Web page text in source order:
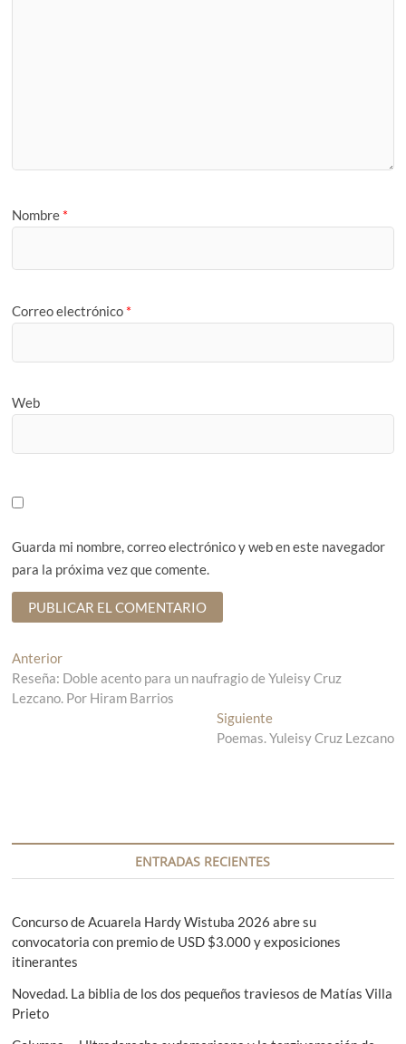
Nombre *
Correo electrónico *
Web
Guarda mi nombre, correo electrónico y web en este navegador
para la próxima vez que comente.
N
a
c
n
d
e
e
Anterior
n
t
r
o
r
:
Reseña: Doble acento para un naufragio de Yuleisy Cruz
Lezcano. Por Hiram Barrios
SiguienteE
n
i
u
i
t
:
Poemas. Yuleisy Cruz Lezcano
ENTRADAS RECIENTES
Concurso de Acuarela Hardy Wistuba 2026 abre su
convocatoria con premio de USD $3.000 y exposiciones
itinerantes
Novedad. La biblia de los dos pequeños traviesos de Matías Villa
Prieto